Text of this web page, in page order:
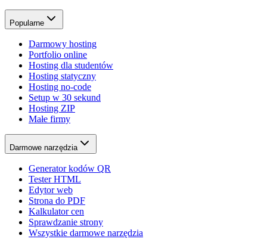
Popularne
Darmowy hosting
Portfolio online
Hosting dla studentów
Hosting statyczny
Hosting no-code
Setup w 30 sekund
Hosting ZIP
Małe firmy
Darmowe narzędzia
Generator kodów QR
Tester HTML
Edytor web
Strona do PDF
Kalkulator cen
Sprawdzanie strony
Wszystkie darmowe narzędzia